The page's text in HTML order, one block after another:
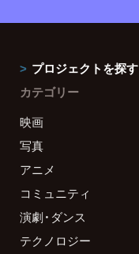
プロジェクトを探す
カテゴリー
映画
写真
アニメ
コミュニティ
演劇・ダンス
テクノロジー